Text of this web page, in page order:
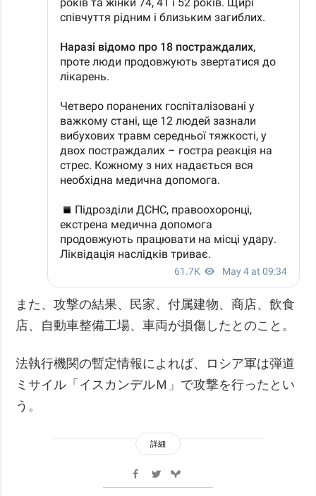
また、攻撃の結果、民家、付属建物、商店、飲食
店、自動車整備工場、車両が損傷したとのこと。
法執行機関の暫定情報によれば、ロシア軍は弾道
ミサイル「イスカンデルＭ」で攻撃を行ったとい
う。
詳細